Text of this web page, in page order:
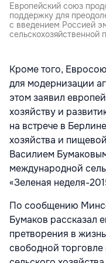
Европейский союз
поддержку для
с введением Россией
сельскохозяйственной
Кроме того,
для модернизации
этом заявил
хозяйству и
на встрече в
хозяйства и
Василием
международной
«Зеленая неделя-
По сообщению
Бумаков рассказал
претворения в
свободной